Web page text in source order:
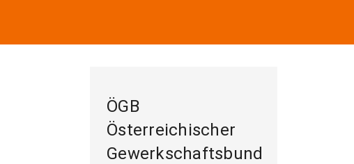
ÖGB
Österreichischer
Gewerkschaftsbund